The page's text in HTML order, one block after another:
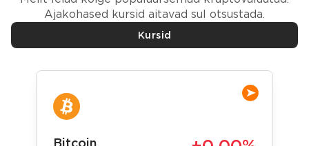
Ajakohased kursid aitavad sul otsustada.
Kursid
Bitcoin